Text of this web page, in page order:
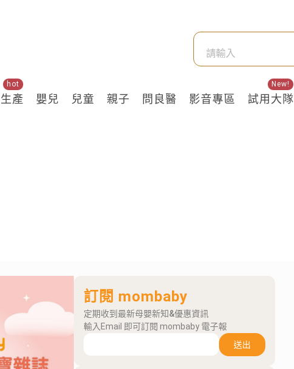
生產
hot
嬰兒 兒童 親子 問良醫 影音專區 試用大隊
New!
關鍵熱搜
訂閱 mombaby
定期收到最新母嬰新知&優惠資訊
輸入Email 即可訂閱 mombaby 電子報
送出